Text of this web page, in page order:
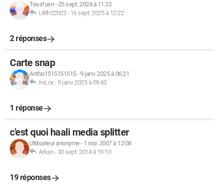
Tessfuen-25 sept. 2024 à 11:32
Lilith22h22- 16 sept. 2025 à 12:22
2 réponses
Carte snap
Antho1515151515-9 janv. 2025 à 06:21
IrvLox-9 janv. 2025 à 09:40
1 réponse
c'est quoi haali media splitter
Utilisateur anonyme- 1 nov. 2007 à 12:08
Arkan- 30 sept. 2014 à 19:10
19 réponses